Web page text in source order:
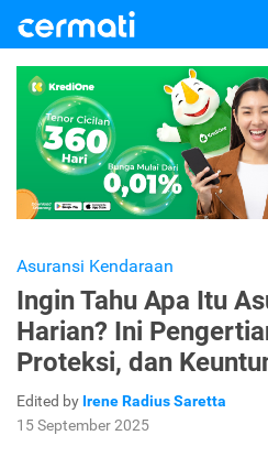
Asuransi Kendaraan
Ingin Tahu Apa Itu
Harian? Ini
Proteksi, dan
Edited by Irene Radius Saretta
15 September 2025